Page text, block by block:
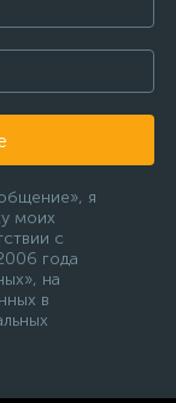
я
моих
с
года
на
в